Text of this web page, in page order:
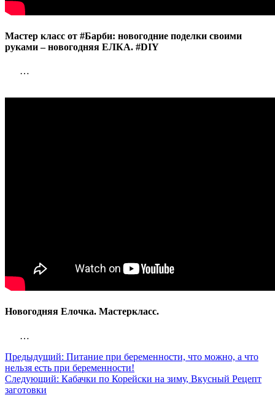
Мастер класс от #Барби: новогодние поделки своими
руками – новогодняя ЕЛКА. #DIY
…
Новогодняя Елочка. Мастеркласс.
…
Предыдущий: Питание при беременности, что можно, а что
нельзя есть при беременности!
Следующий: Кабачки по Корейски на зиму, Вкусный Рецепт
заготовки